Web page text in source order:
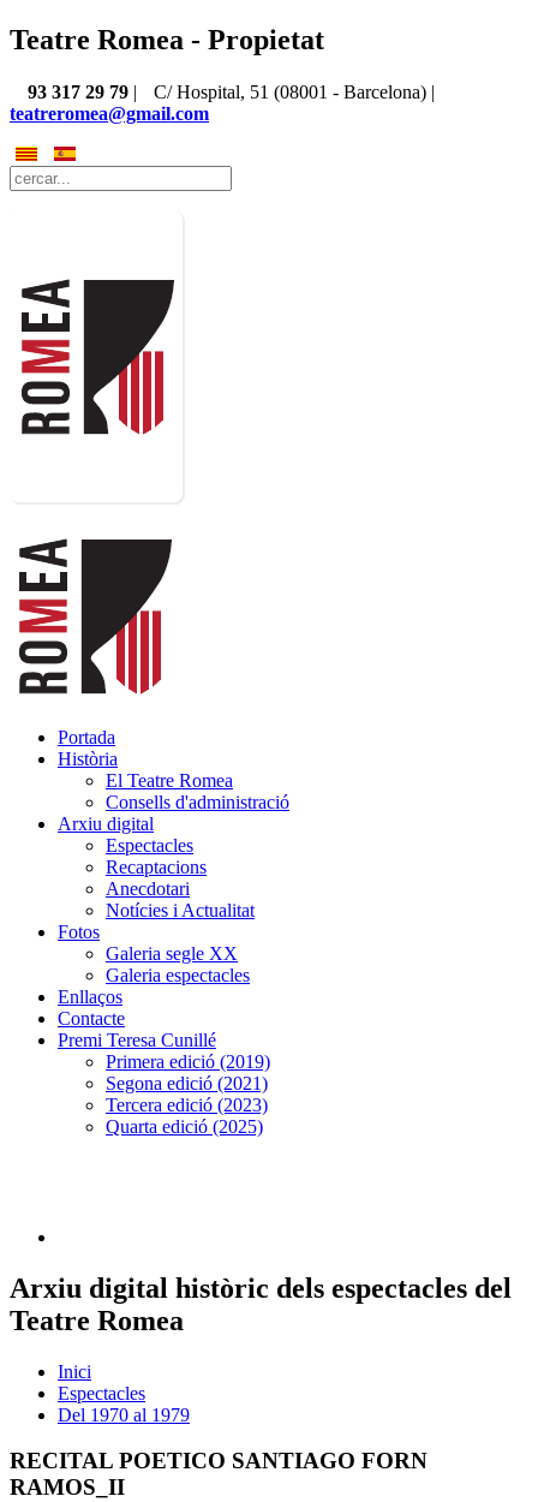
Teatre Romea - Propietat
93 317 29 79 |
C/ Hospital, 51 (08001 - Barcelona) |
teatreromea@gmail.com
Portada
Història
El Teatre Romea
Consells d'administració
Arxiu digital
Espectacles
Recaptacions
Anecdotari
Notícies i Actualitat
Fotos
Galeria segle XX
Galeria espectacles
Enllaços
Contacte
Premi Teresa Cunillé
Primera edició (2019)
Segona edició (2021)
Tercera edició (2023)
Quarta edició (2025)
Arxiu digital històric dels espectacles del
Teatre Romea
Inici
Espectacles
Del 1970 al 1979
RECITAL POETICO SANTIAGO FORN
RAMOS_II